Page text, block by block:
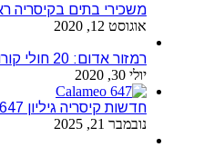
משכירי בתים בקיסריה
אוגוסט 12, 2020
רמזור אדום: 20 חולי קורונה מאומתים בקיסריה
יולי 30, 2020
חדשות קיסריה גיליון 647
נובמבר 21, 2025